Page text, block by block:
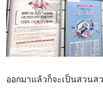
ออกมาแล้วก็จะเป็นสวน